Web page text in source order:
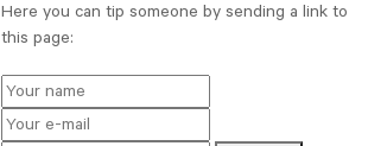
Here you can tip someone by sending a link to
this page: